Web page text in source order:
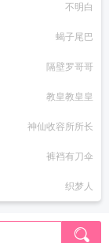
不明白
蝎子尾巴
隔壁罗哥哥
教皇教皇皇
神仙收容所所长
裤裆有刀伞
织梦人